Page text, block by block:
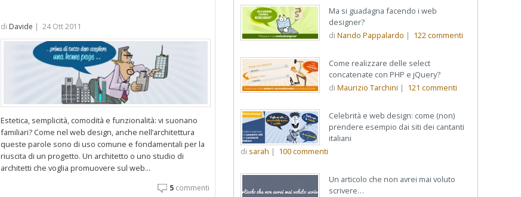
di Davide |24 Ott 2011
Estetica, semplicità, comodità e funzionalità: vi suonano
familiari? Come nel web design, anche nell’architettura
queste parole sono di uso comune e fondamentali per la
riuscita di un progetto. Un architetto o uno studio di
architetti che voglia promuovere sul web...
5commenti
Ma si guadagna facendo i web
designer?
di Nando Pappalardo | 122commenti
Come realizzare delle select
concatenate con PHP e jQuery?
di Maurizio Tarchini | 121 commenti
Celebrità e web design: come (non)
prendere esempio dai siti dei cantanti
italiani
di sarah | 100commenti
Un articolo che non avrei mai voluto
scrivere…